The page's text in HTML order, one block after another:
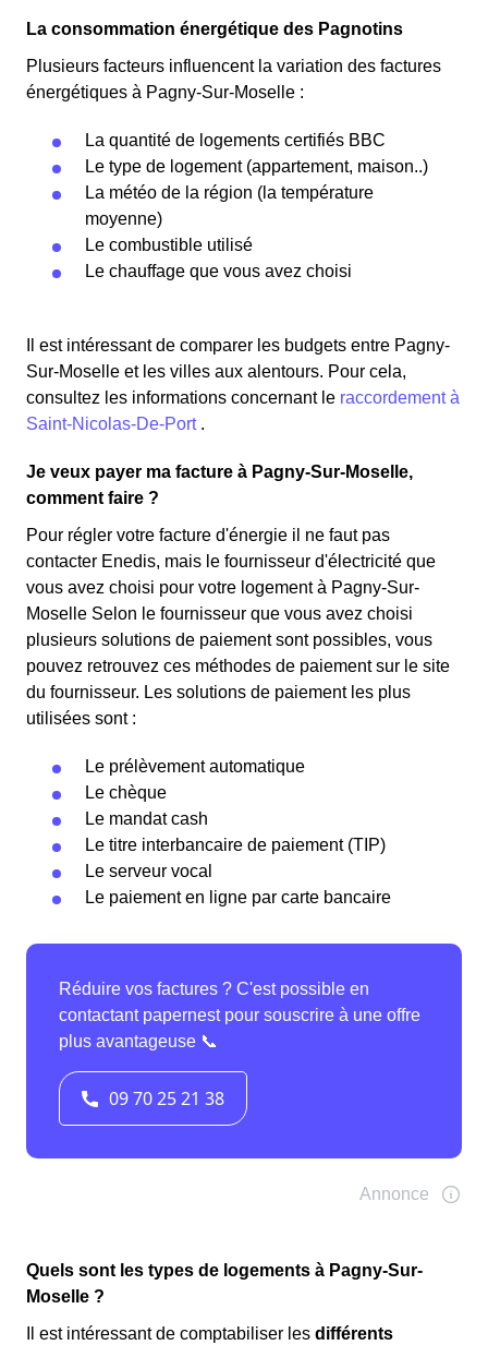
La consommation énergétique des Pagnotins
Plusieurs facteurs influencent la variation des factures
énergétiques à Pagny-Sur-Moselle :
La quantité de logements certifiés BBC
Le type de logement (appartement, maison..)
La météo de la région (la température
moyenne)
Le combustible utilisé
Le chauffage que vous avez choisi
Il est intéressant de comparer les budgets entre Pagny-
Sur-Moselle et les villes aux alentours. Pour cela,
consultez les informations concernant le raccordement à
Saint-Nicolas-De-Port .
Je veux payer ma facture à Pagny-Sur-Moselle,
comment faire ?
Pour régler votre facture d'énergie il ne faut pas
contacter Enedis, mais le fournisseur d'électricité que
vous avez choisi pour votre logement à Pagny-Sur-
Moselle Selon le fournisseur que vous avez choisi
plusieurs solutions de paiement sont possibles, vous
pouvez retrouvez ces méthodes de paiement sur le site
du fournisseur. Les solutions de paiement les plus
utilisées sont :
Le prélèvement automatique
Le chèque
Le mandat cash
Le titre interbancaire de paiement (TIP)
Le serveur vocal
Le paiement en ligne par carte bancaire
Quels sont les types de logements à Pagny-Sur-
Moselle ?
Il est intéressant de comptabiliser les différents